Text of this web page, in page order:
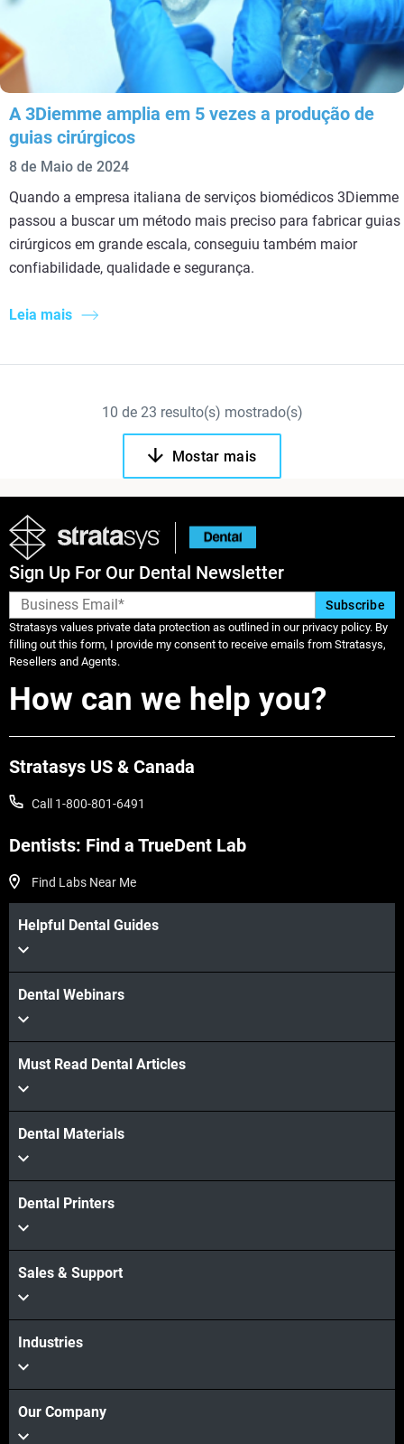
A 3Diemme amplia em 5 vezes a produção de
guias cirúrgicos​
8 de Maio de 2024
Quando a empresa italiana de serviços biomédicos 3Diemme
passou a buscar um método mais preciso para fabricar guias
cirúrgicos em grande escala, conseguiu também maior
confiabilidade, qualidade e segurança.
Leia mais
10 de 23 resulto(s) mostrado(s)
Mostar mais
Sign Up For Our Dental Newsletter
Stratasys values private data protection as outlined in our privacy policy. By
filling out this form, I provide my consent to receive emails from Stratasys,
Resellers and Agents.
How can we help you?
Stratasys US & Canada
Call 1-800-801-6491
Dentists: Find a TrueDent Lab
Find Labs Near Me
Helpful Dental Guides
Dental Webinars
Must Read Dental Articles
Dental Materials
Dental Printers
Sales & Support
Industries
Our Company